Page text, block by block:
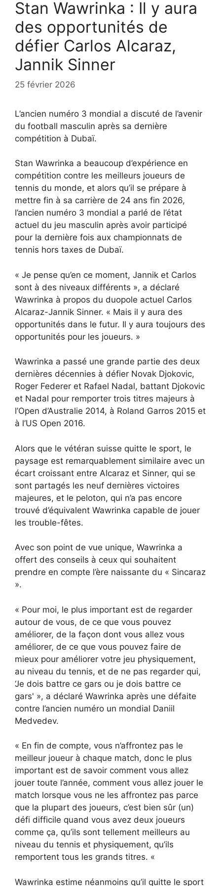
Stan Wawrinka : Il y aura
des opportunités de
défier Carlos Alcaraz,
Jannik Sinner
25 février 2026
L’ancien numéro 3 mondial a discuté de l’avenir
du football masculin après sa dernière
compétition à Dubaï.
Stan Wawrinka a beaucoup d’expérience en
compétition contre les meilleurs joueurs de
tennis du monde, et alors qu’il se prépare à
mettre fin à sa carrière de 24 ans fin 2026,
l’ancien numéro 3 mondial a parlé de l’état
actuel du jeu masculin après avoir participé
pour la dernière fois aux championnats de
tennis hors taxes de Dubaï.
« Je pense qu’en ce moment, Jannik et Carlos
sont à des niveaux différents », a déclaré
Wawrinka à propos du duopole actuel Carlos
Alcaraz-Jannik Sinner. « Mais il y aura des
opportunités dans le futur. Il y aura toujours des
opportunités pour les joueurs. »
Wawrinka a passé une grande partie des deux
dernières décennies à défier Novak Djokovic,
Roger Federer et Rafael Nadal, battant Djokovic
et Nadal pour remporter trois titres majeurs à
l’Open d’Australie 2014, à Roland Garros 2015 et
à l’US Open 2016.
Alors que le vétéran suisse quitte le sport, le
paysage est remarquablement similaire avec un
écart croissant entre Alcaraz et Sinner, qui se
sont partagés les neuf dernières victoires
majeures, et le peloton, qui n’a pas encore
trouvé d’équivalent Wawrinka capable de jouer
les trouble-fêtes.
Avec son point de vue unique, Wawrinka a
offert des conseils à ceux qui souhaitent
prendre en compte l’ère naissante du « Sincaraz
».
« Pour moi, le plus important est de regarder
autour de vous, de ce que vous pouvez
améliorer, de la façon dont vous allez vous
améliorer, de ce que vous pouvez faire de
mieux pour améliorer votre jeu physiquement,
au niveau du tennis, et de ne pas regarder qui,
‘Je dois battre ce gars ou je dois battre ce
gars' », a déclaré Wawrinka après une défaite
contre l’ancien numéro un mondial Daniil
Medvedev.
« En fin de compte, vous n’affrontez pas le
meilleur joueur à chaque match, donc le plus
important est de savoir comment vous allez
jouer toute l’année, comment vous allez jouer le
match lorsque vous ne les affrontez pas parce
que la plupart des joueurs, c’est bien sûr (un)
défi difficile quand vous avez deux joueurs
comme ça, qu’ils sont tellement meilleurs au
niveau du tennis et physiquement, qu’ils
remportent tous les grands titres. «
Wawrinka estime néanmoins qu’il quitte le sport